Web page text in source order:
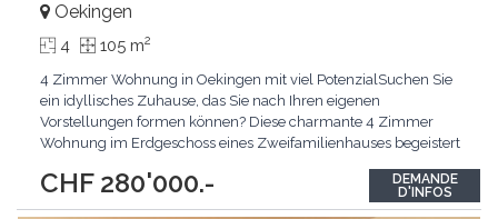
CHF 280'000.-
Oekingen
4 105 m2
4 Zimmer Wohnung in Oekingen mit viel PotenzialSuchen Sie
ein idyllisches Zuhause, das Sie nach Ihren eigenen
Vorstellungen formen können? Diese charmante 4 Zimmer
Wohnung im Erdgeschoss eines Zweifamilienhauses begeistert
Ihnen zum Leben erweckt zu werden. Die Top-Argumente für
Ihr neues Zuhause Sehr ruhige Lage: Geniessen Sie die
DEMANDE
D'INFOS